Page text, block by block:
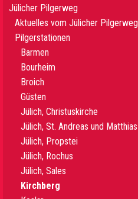
Jülicher Pilgerweg
Aktuelles vom Jülicher Pilgerweg
Pilgerstationen
Barmen
Bourheim
Broich
Güsten
Jülich, Christuskirche
Jülich, St. Andreas und Matthias
Jülich, Propstei
Jülich, Rochus
Jülich, Sales
Kirchberg